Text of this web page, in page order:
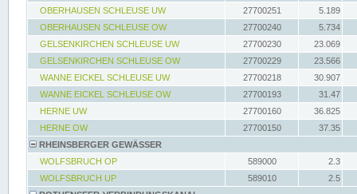
OBERHAUSEN SCHLEUSE UW
27700251
5.189
OBERHAUSEN SCHLEUSE OW
27700240
5.734
GELSENKIRCHEN SCHLEUSE UW
27700230
23.069
GELSENKIRCHEN SCHLEUSE OW
27700229
23.566
WANNE EICKEL SCHLEUSE UW
27700218
30.907
WANNE EICKEL SCHLEUSE OW
27700193
31.47
HERNE UW
27700160
36.825
HERNE OW
27700150
37.35
RHEINSBERGER GEWÄSSER
WOLFSBRUCH OP
589000
2.3
WOLFSBRUCH UP
589010
2.5